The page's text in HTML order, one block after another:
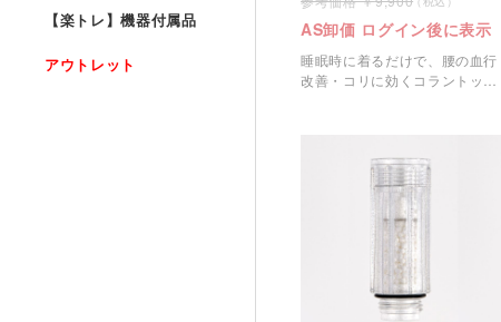
AS卸価 ログイン後に表示
睡眠時に着るだけで、腰の血行
改善・コリに効くコラントッテ
【楽トレ】機器付属品
アウトレット